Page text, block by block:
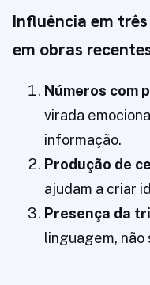
Influência em
em obras
Números com
virada
informação.
Produção de
ajudam a criar
Presença da
linguagem, não